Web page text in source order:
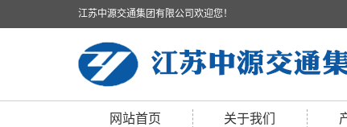
江苏中源交通集团有限公司欢迎您！
网站首页 关于我们